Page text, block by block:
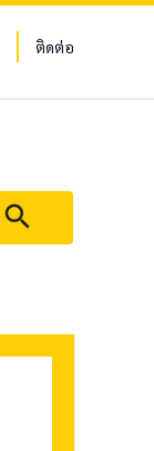
ติดต่อ
search